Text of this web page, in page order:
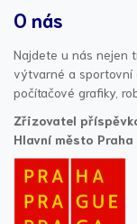
O nás
Najdete u nás nejen
výtvarné a sportovní
počítačové grafiky,
Zřizovatel
Hlavní město Praha